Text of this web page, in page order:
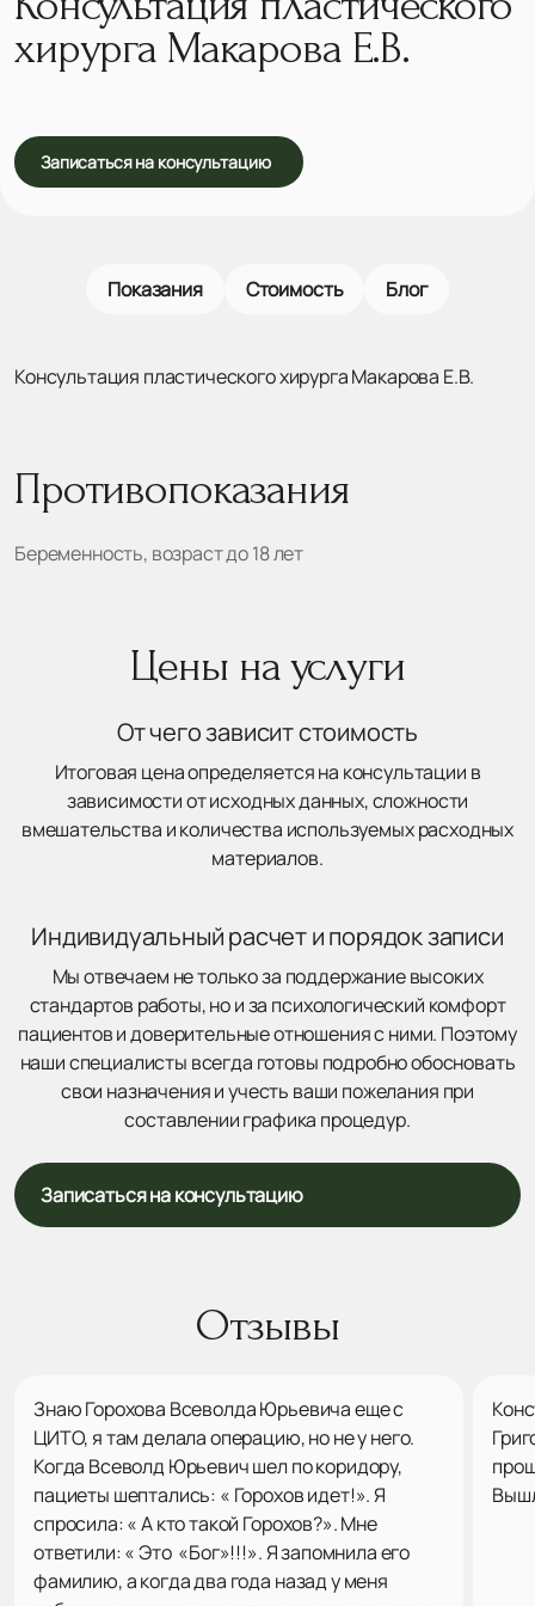
хирурга Макарова Е.В.
Записаться на консультацию
Показания Стоимость Блог
Консультация пластического хирурга Макарова Е.В.
Противопоказания
Беременность, возраст до 18 лет
Цены на услуги
От чего зависит стоимость
Итоговая цена определяется на консультации в
зависимости от исходных данных, сложности
вмешательства и количества используемых расходных
материалов.
Индивидуальный расчет и порядок записи
Мы отвечаем не только за поддержание высоких
стандартов работы, но и за психологический комфорт
пациентов и доверительные отношения с ними. Поэтому
наши специалисты всегда готовы подробно обосновать
свои назначения и учесть ваши пожелания при
составлении графика процедур.
Записаться на консультацию
Отзывы
Знаю Горохова Всеволда Юрьевича еще с
ЦИТО, я там делала операцию, но не у него.
Когда Всеволд Юрьевич шел по коридору,
пациеты шептались: « Горохов идет!». Я
спросила: « А кто такой Горохов?». Мне
ответили: « Это «Бог»!!!». Я запомнила его
фамилию, а когда два года назад у меня